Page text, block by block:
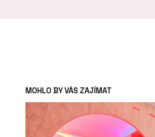
MOHLO BY VÁS ZAJÍMAT